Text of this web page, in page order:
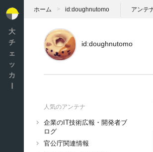
大
チ
ェ
ッ
カ
ホーム id:doughnutomo アンテ
id:doughnutomo
人気のアンテナ
企業のIT技術広報・開発者ブ
ログ
官公庁関連情報